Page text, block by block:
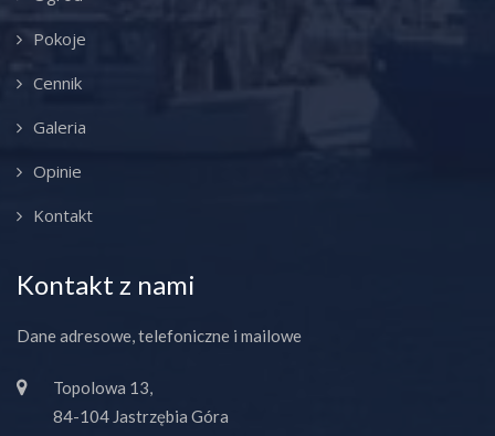
Pokoje
Cennik
Galeria
Opinie
Kontakt
Kontakt z nami
Dane adresowe, telefoniczne i mailowe
Topolowa 13,
84-104 Jastrzębia Góra